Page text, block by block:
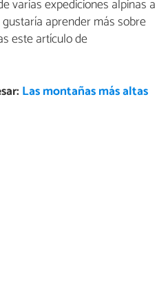
varias expediciones alpinas a
aprender más sobre
este artículo de
Las montañas más altas